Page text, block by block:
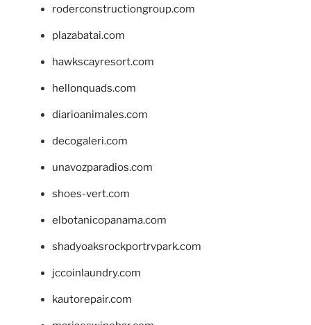
roderconstructiongroup.com
plazabatai.com
hawkscayresort.com
hellonquads.com
diarioanimales.com
decogaleri.com
unavozparadios.com
shoes-vert.com
elbotanicopanama.com
shadyoaksrockportrvpark.com
jccoinlaundry.com
kautorepair.com